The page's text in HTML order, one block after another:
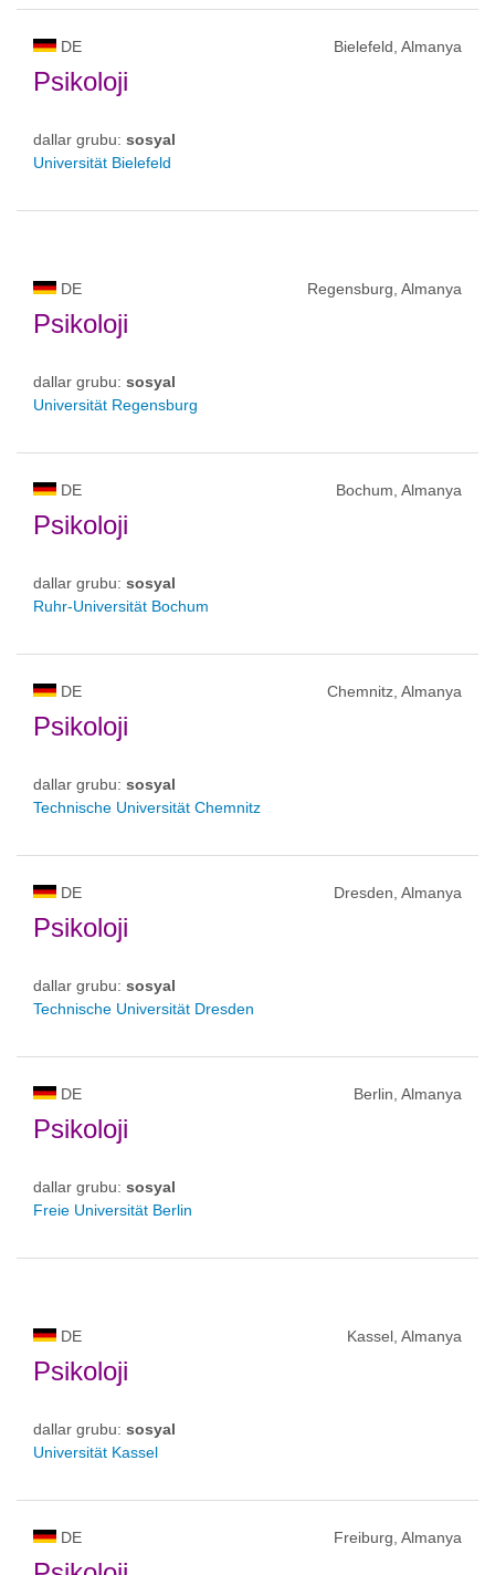
DE Bielefeld, Almanya
Psikoloji
dallar grubu: sosyal
Universität Bielefeld
DE Regensburg, Almanya
Psikoloji
dallar grubu: sosyal
Universität Regensburg
DE Bochum, Almanya
Psikoloji
dallar grubu: sosyal
Ruhr-Universität Bochum
DE Chemnitz, Almanya
Psikoloji
dallar grubu: sosyal
Technische Universität Chemnitz
DE Dresden, Almanya
Psikoloji
dallar grubu: sosyal
Technische Universität Dresden
DE Berlin, Almanya
Psikoloji
dallar grubu: sosyal
Freie Universität Berlin
DE Kassel, Almanya
Psikoloji
dallar grubu: sosyal
Universität Kassel
DE Freiburg, Almanya